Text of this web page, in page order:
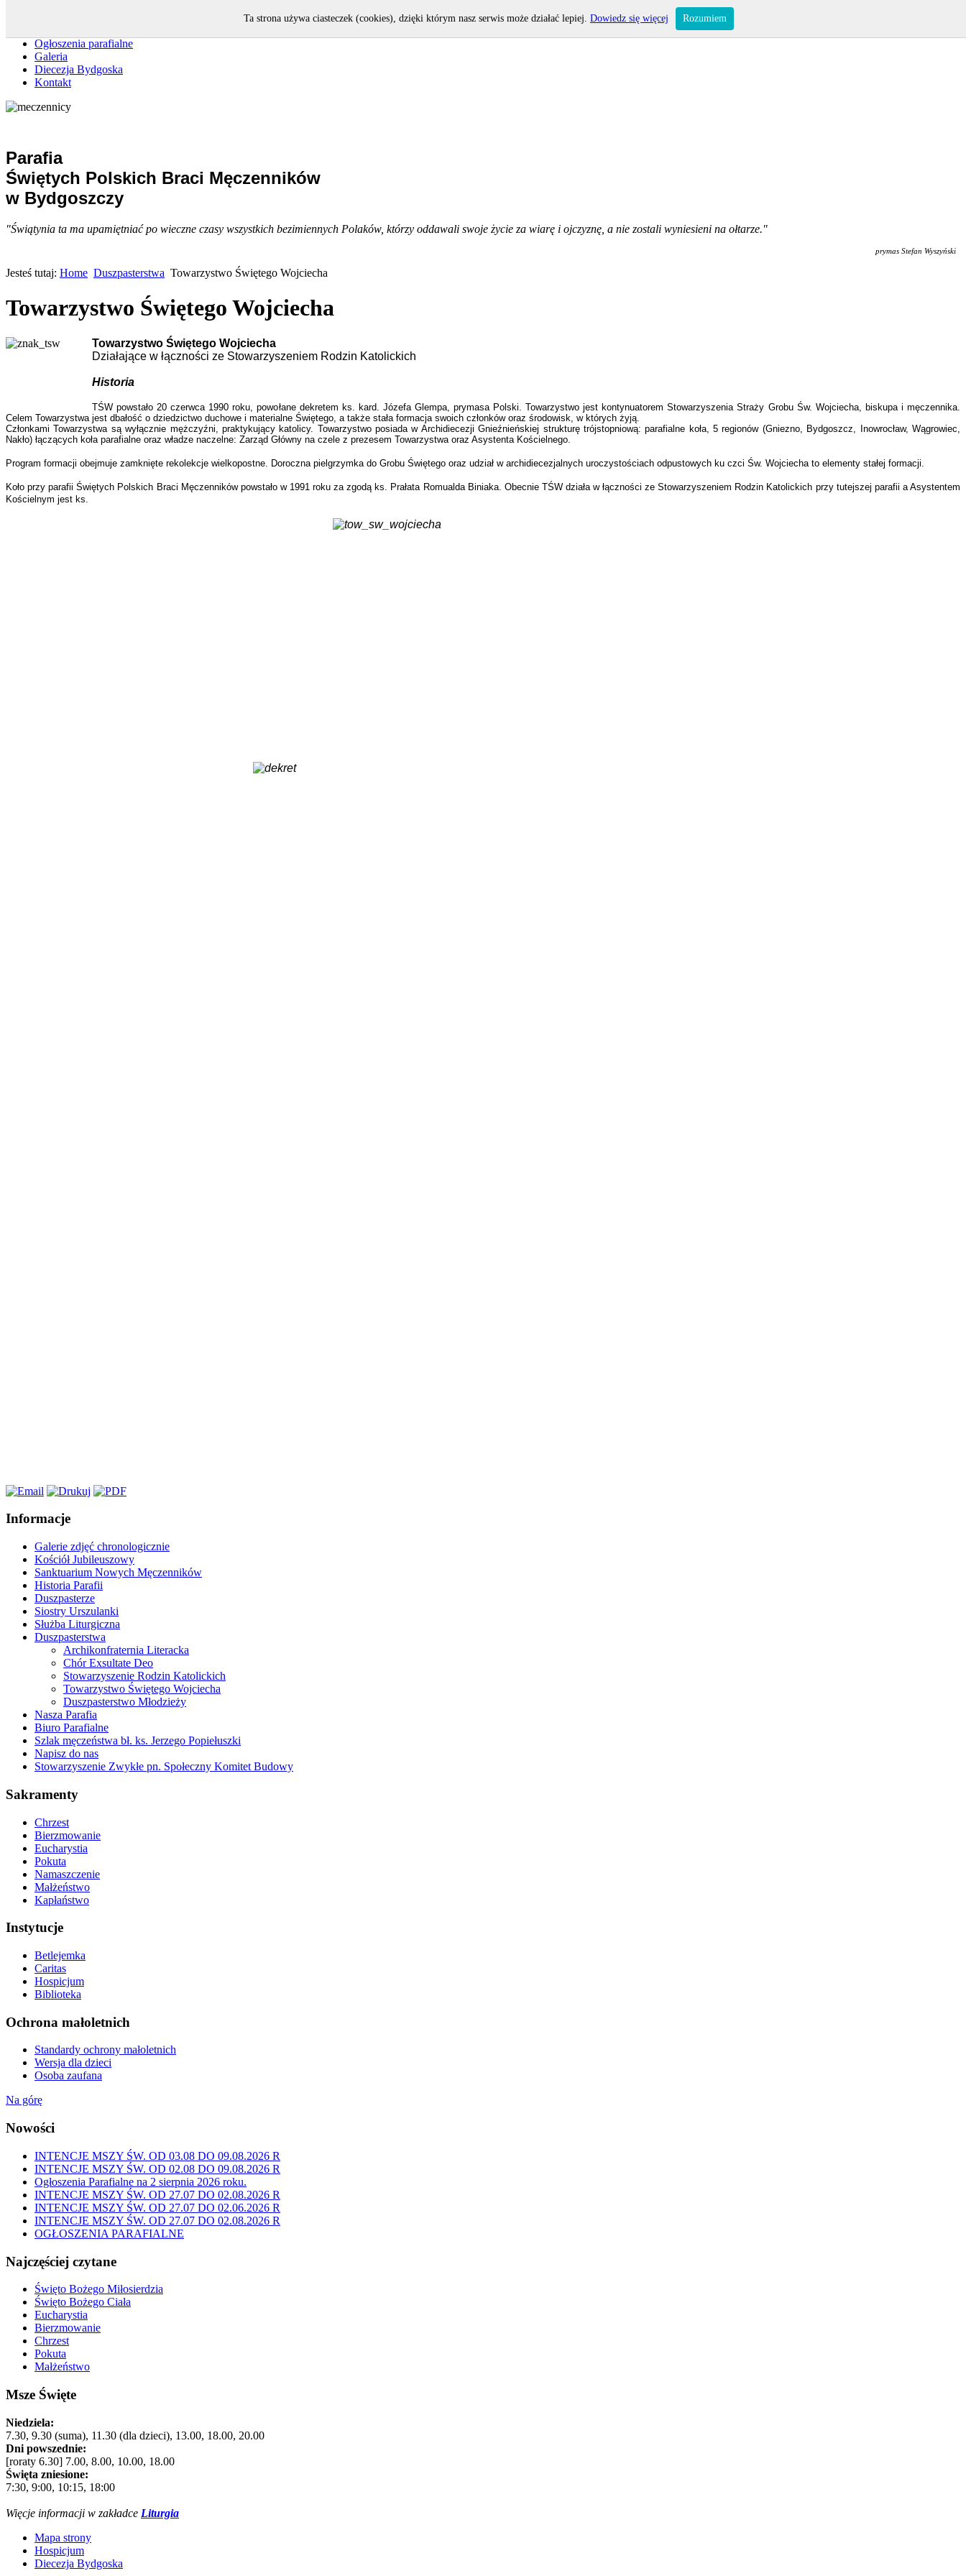
Ogłoszenia parafialne
Galeria
Diecezja Bydgoska
Kontakt
Parafia
Świętych Polskich Braci Męczenników
w Bydgoszczy
"Świątynia ta ma upamiętniać po wieczne czasy wszystkich bezimiennych Polaków, którzy oddawali swoje życie za wiarę i ojczyznę, a nie zostali wyniesieni na ołtarze."
prymas Stefan Wyszyński
Jesteś tutaj: Home Duszpasterstwa Towarzystwo Świętego Wojciecha
Towarzystwo Świętego Wojciecha
Towarzystwo Świętego Wojciecha
Działające w łączności ze Stowarzyszeniem Rodzin Katolickich
Historia
TŚW powstało 20 czerwca 1990 roku, powołane dekretem ks. kard. Józefa Glempa, prymasa Polski. Towarzystwo jest kontynuatorem Stowarzyszenia Straży Grobu Św. Wojciecha, biskupa i męczennika.
Celem Towarzystwa jest dbałość o dziedzictwo duchowe i materialne Świętego, a także stała formacja swoich członków oraz środowisk, w których żyją.
Członkami Towarzystwa są wyłącznie mężczyźni, praktykujący katolicy. Towarzystwo posiada w Archidiecezji Gnieźnieńskiej strukturę trójstopniową: parafialne koła, 5 regionów (Gniezno, Bydgoszcz, Inowrocław, Wągrowiec,
Nakło) łączących koła parafialne oraz władze naczelne: Zarząd Główny na czele z prezesem Towarzystwa oraz Asystenta Kościelnego.
Program formacji obejmuje zamknięte rekolekcje wielkopostne. Doroczna pielgrzymka do Grobu Świętego oraz udział w archidiecezjalnych uroczystościach odpustowych ku czci Św. Wojciecha to elementy stałej formacji.
Koło przy parafii Świętych Polskich Braci Męczenników powstało w 1991 roku za zgodą ks. Prałata Romualda Biniaka. Obecnie TŚW działa w łączności ze Stowarzyszeniem Rodzin Katolickich przy tutejszej parafii a Asystentem
Kościelnym jest ks.
Informacje
Galerie zdjęć chronologicznie
Kościół Jubileuszowy
Sanktuarium Nowych Męczenników
Historia Parafii
Duszpasterze
Siostry Urszulanki
Służba Liturgiczna
Duszpasterstwa
Archikonfraternia Literacka
Chór Exsultate Deo
Stowarzyszenie Rodzin Katolickich
Towarzystwo Świętego Wojciecha
Duszpasterstwo Młodzieży
Nasza Parafia
Biuro Parafialne
Szlak męczeństwa bł. ks. Jerzego Popiełuszki
Napisz do nas
Stowarzyszenie Zwykłe pn. Społeczny Komitet Budowy
Sakramenty
Chrzest
Bierzmowanie
Eucharystia
Pokuta
Namaszczenie
Małżeństwo
Kapłaństwo
Instytucje
Betlejemka
Caritas
Hospicjum
Biblioteka
Ochrona małoletnich
Standardy ochrony małoletnich
Wersja dla dzieci
Osoba zaufana
Na górę
Nowości
INTENCJE MSZY ŚW. OD 03.08 DO 09.08.2026 R
INTENCJE MSZY ŚW. OD 02.08 DO 09.08.2026 R
Ogłoszenia Parafialne na 2 sierpnia 2026 roku.
INTENCJE MSZY ŚW. OD 27.07 DO 02.08.2026 R
INTENCJE MSZY ŚW. OD 27.07 DO 02.06.2026 R
INTENCJE MSZY ŚW. OD 27.07 DO 02.08.2026 R
OGŁOSZENIA PARAFIALNE
Najczęściej czytane
Święto Bożego Miłosierdzia
Święto Bożego Ciała
Eucharystia
Bierzmowanie
Chrzest
Pokuta
Małżeństwo
Msze Święte
Niedziela:
7.30, 9.30 (suma), 11.30 (dla dzieci), 13.00, 18.00, 20.00
Dni powszednie:
[roraty 6.30] 7.00, 8.00, 10.00, 18.00
Święta zniesione:
7:30, 9:00, 10:15, 18:00
Więcje informacji w zakładce Liturgia
Mapa strony
Hospicjum
Diecezja Bydgoska
Ta strona używa ciasteczek (cookies), dzięki którym nasz serwis może działać lepiej. Dowiedz się więcej Rozumiem